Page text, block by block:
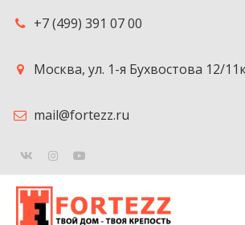
+7 (499) 391 07 00
Москва, ул. 1-я Бухвостова 12/
mail@fortezz.ru